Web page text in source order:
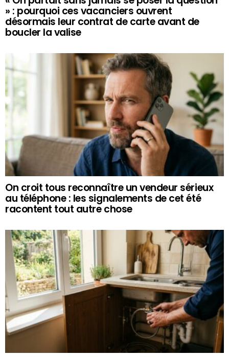
» : pourquoi ces vacanciers ouvrent
désormais leur contrat de carte avant de
boucler la valise
On croit tous reconnaître un vendeur sérieux
au téléphone : les signalements de cet été
racontent tout autre chose